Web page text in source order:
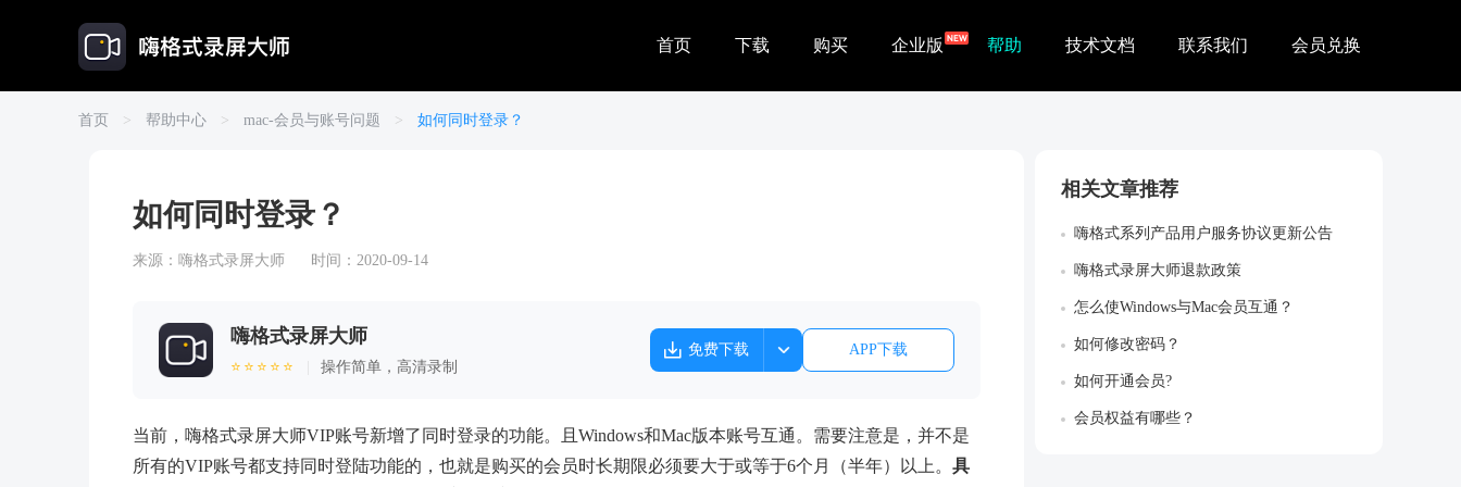
首页 下载 购买 企业版 帮助 技术文档 联系我们 会员兑换
首页 > 帮助中心 > mac-会员与账号问题 > 如何同时登录？
如何同时登录？
来源： 嗨格式录屏大师 时间：2020-09-14
嗨格式录屏大师
⭐⭐⭐⭐⭐ 操作简单，高清录制
免费下载 APP下载
当前，嗨格式录屏大师VIP账号新增了同时登录的功能。且Windows和Mac版本账号互通。需要注意是，并不是
所有的VIP账号都支持同时登陆功能的，也就是购买的会员时长期限必须要大于或等于6个月（半年）以上。 具
相关文章推荐
嗨格式系列产品用户服务协议更新公告
嗨格式录屏大师退款政策
怎么使Windows与Mac会员互通？
如何修改密码？
如何开通会员?
会员权益有哪些？